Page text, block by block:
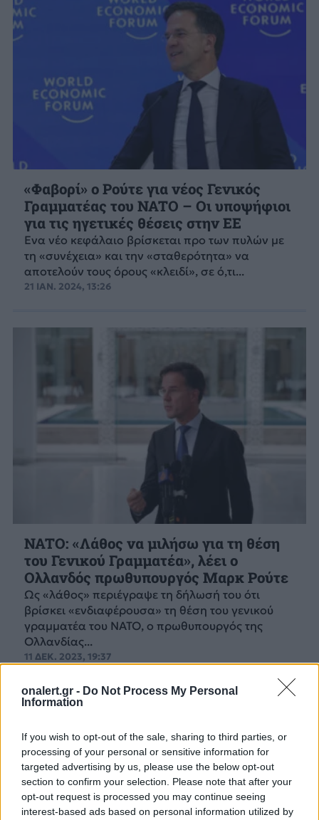
onalert.gr - Do Not Process My Personal
Information
If you wish to opt-out of the sale, sharing to third parties, or
processing of your personal or sensitive information for
targeted advertising by us, please use the below opt-out
section to confirm your selection. Please note that after your
opt-out request is processed you may continue seeing
interest-based ads based on personal information utilized by
«Φαβορί» ο Ρούτε για νέος Γενικός
Γραμματέας του NATO – Οι υποψήφιοι
για τις ηγετικές θέσεις στην ΕΕ
Ενα νέο κεφάλαιο βρίσκεται προ των πυλών με
τη «συνέχεια» και την «σταθερότητα» να
αποτελούν τους όρους «κλειδί», σε ό,τι...
21 ΙΑΝ. 2024, 13:26
NATO: «Λάθος να μιλήσω για τη θέση
του Γενικού Γραμματέα», λέει ο
Ολλανδός πρωθυπουργός Μαρκ Ρούτε
Ως «λάθος» περιέγραψε τη δήλωσή του ότι
βρίσκει «ενδιαφέρουσα» τη θέση του γενικού
γραμματέα του NATO, ο πρωθυπουργός της
Ολλανδίας...
11 ΔΕΚ. 2023, 19:37